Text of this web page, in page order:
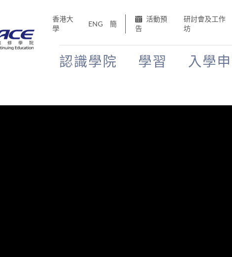
香港大
學
ENG 簡
活動預
告
研討會及工作
坊
認識學院 學習 入學